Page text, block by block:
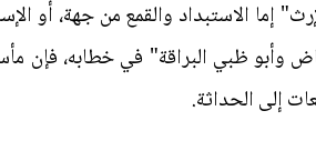
الاستبداد والقمع من جهة، أو
ظبي البراقة" في خطابه، فإن
إلى الحداثة.